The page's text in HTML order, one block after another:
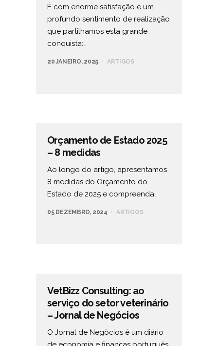
É com enorme satisfação e um
profundo sentimento de realização
que partilhamos esta grande
conquista:…
20 JANEIRO, 2025 ARTIGOS
Orçamento de Estado 2025
– 8 medidas
Ao longo do artigo, apresentamos
8 medidas do Orçamento do
Estado de 2025 e compreenda…
05 DEZEMBRO, 2024 ARTIGOS
VetBizz Consulting: ao
serviço do setor veterinário
– Jornal de Negócios
O Jornal de Negócios é um diário